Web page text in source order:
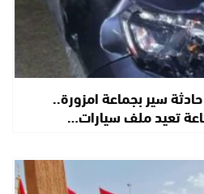
سير بجماعة امزورة..
تعيد ملف سيارات…